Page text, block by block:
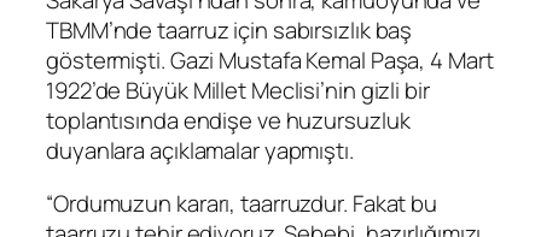
TBMM’nde taarruz için sabırsızlık baş
göstermişti. Gazi Mustafa Kemal Paşa, 4 Mart
1922’de Büyük Millet Meclisi’nin gizli bir
toplantısında endişe ve huzursuzluk
duyanlara açıklamalar yapmıştı.
“Ordumuzun kararı, taarruzdur. Fakat bu